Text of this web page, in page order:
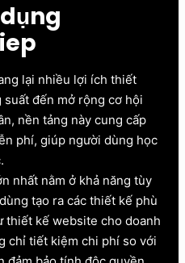
lại nhiều lợi ích thiết
đến mở rộng cơ hội
nền tảng này cung cấp
phí, giúp người dùng học
nhất nằm ở khả năng tùy
tạo ra các thiết kế phù
thiết kế website cho doanh
chỉ tiết kiệm chi phí so với